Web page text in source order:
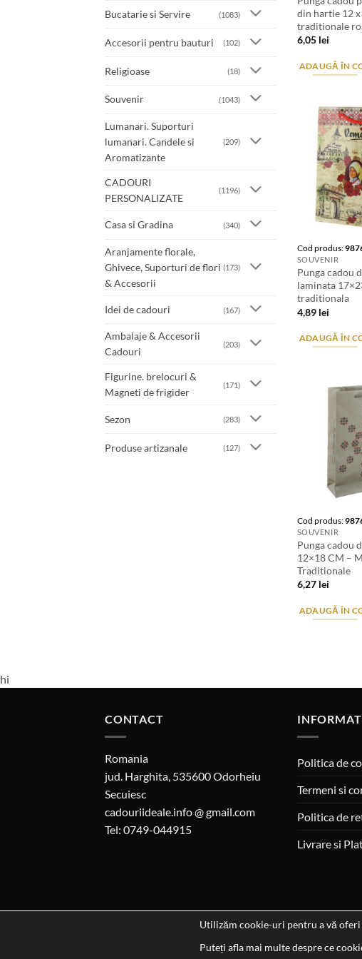
Bucatarie si Servire (1083)
Accesorii pentru bauturi (102)
Religioase (18)
Souvenir (1043)
Lumanari. Suporturi
lumanari. Candele si
Aromatizante
(209)
CADOURI
PERSONALIZATE
(1196)
Casa si Gradina (340)
Aranjamente florale,
Ghivece, Suporturi de flori
& Accesorii
(173)
Idei de cadouri (167)
Ambalaje & Accesorii
Cadouri
(203)
Figurine. brelocuri &
Magneti de frigider
(171)
Sezon (283)
Produse artizanale (127)
din hartie 12
traditionale
6,05 lei
ADAUGĂ ÎN
Cod produs:
SOUVENIR
Punga cadou
laminata
traditionala
4,89 lei
ADAUGĂ ÎN
Cod produs:
SOUVENIR
Punga cadou
12×18 CM –
Traditionale
6,27 lei
ADAUGĂ ÎN
hi
CONTACT
Romania
jud. Harghita, 535600 Odorheiu
Secuiesc
cadouriideale.info @ gmail.com
Tel: 0749-044915
Politica de
Termeni si
Politica de
Livrare si
Data si ora
Utilizăm cookie-uri pentru a vă
Puteți afla mai multe despre ce